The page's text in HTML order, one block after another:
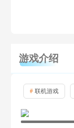
游戏介绍
# 联机游戏